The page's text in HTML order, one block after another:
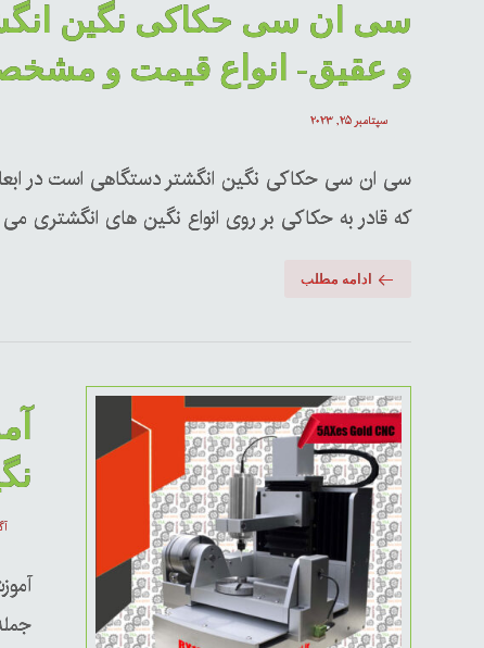
سی ان سی حکاکی نگین
و عقیق- انواع قیمت و
سپتامبر ۲۵, ۲۰۲۳
سی ان سی حکاکی نگین انگشتر دستگاهی است در
که قادر به حکاکی بر روی انواع نگین های انگشتری
ادامه مطلب